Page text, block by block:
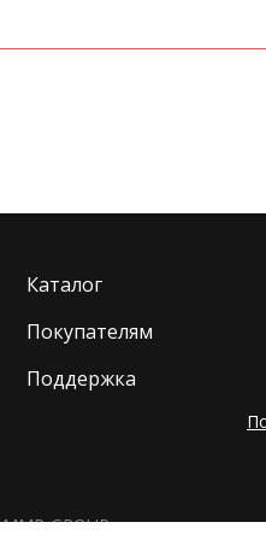
Каталог
Покупателям
Поддержка
MMP-GROUP